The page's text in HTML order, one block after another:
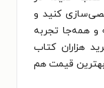
کنید و
همه‌جا تجربه
هزاران کتاب
قیمت هم